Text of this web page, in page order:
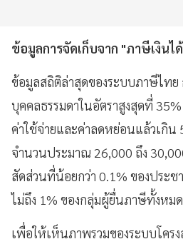
ข้อมูลการจัดเก็บจาก "ภาษีเงินไ
ข้อมูลสถิติล่าสุดของระบบภาษีไท
บุคคลธรรมดาในอัตราสูงสุดที่
ค่าใช้จ่ายและค่าลดหย่อนแล้วเกิ
จำนวนประมาณ 26,000 ถึง
สัดส่วนที่น้อยกว่า 0.1% ของประช
ไม่ถึง 1% ของกลุ่มผู้ยื่นภาษีทั้งหมด
เพื่อให้เห็นภาพรวมของระบบโครง